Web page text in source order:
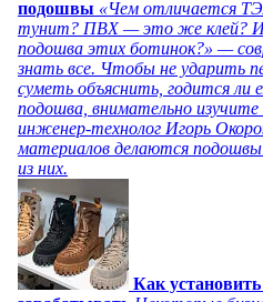
подошвы «Чем отличается
тунит? ПВХ — это же клей? Из
подошва этих ботинок?» —
знать все. Чтобы не ударить
суметь объяснить, годится ли
подошва, внимательно
инженер-технолог Игорь
материалов делаются
из них.
Как